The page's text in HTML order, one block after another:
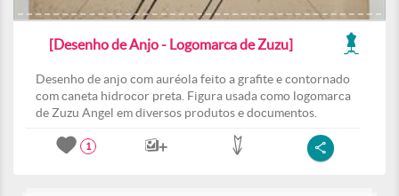
[Desenho de Anjo - Logomarca de Zuzu]
Desenho de anjo com auréola feito a grafite e contornado
com caneta hidrocor preta. Figura usada como logomarca
de Zuzu Angel em diversos produtos e documentos.
1